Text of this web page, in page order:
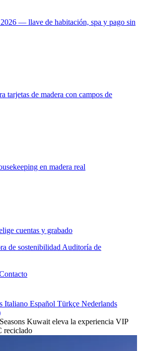
2026 — llave de habitación, spa y pago sin
tarjetas de madera con campos de
en madera real
cuentas y grabado
de sostenibilidad Auditoría de
Italiano Español Türkçe Nederlands
Kuwait eleva la experiencia VIP
reciclado